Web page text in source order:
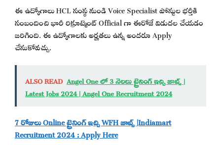
ఈ ఉద్యోగాలు HCL సంస్థ నుండి Voice Specialist పోస్టుల భర్తీకి
సంబందించి భారీ రిక్రూట్మెంట్ Official గా ఈరోజే విడుదల చేయడం
జరిగింది. ఈ ఉద్యోగాలకు అర్హతలు ఉన్న అందరూ Apply
చేసుకోవచ్చు.
ALSO READ Angel One లో 3 నెలలు ట్రైనింగ్ ఇచ్చి జాబ్స్ |
Latest Jobs 2024 | Angel One Recruitment 2024
7 రోజులు Online ట్రైనింగ్ ఇచ్చి WFH జాబ్స్ |Indiamart
Recruitment 2024 : Apply Here